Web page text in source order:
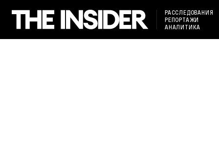
РАССЛЕДОВАНИЯ
РЕПОРТАЖИ
АНАЛИТИКА